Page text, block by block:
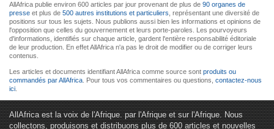
AllAfrica publie environ 600 articles par jour provenant de plus de 90 organes de
presse et plus de 500 autres institutions et particuliers , représentant une diversité de
positions sur tous les sujets. Nous publions aussi bien les informations et opinions de
l'opposition que celles du gouvernement et leurs porte-paroles. Les pourvoyeurs
d'informations, identifiés sur chaque article, gardent l'entière responsabilité éditoriale
de leur production. En effet AllAfrica n'a pas le droit de modifier ou de corriger leurs
contenus.
Les articles et documents identifiant AllAfrica comme source sont produits ou
commandés par AllAfrica . Pour tous vos commentaires ou questions, contactez-nous
ici
AllAfrica est la voix de l'Afrique. par l'Afrique et sur l'Afrique. Nous
collectons, produisons et distribuons plus de 600 articles et nouvelles